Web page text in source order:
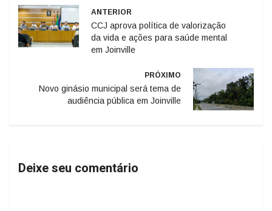
ANTERIOR
CCJ aprova política de valorização
da vida e ações para saúde mental
em Joinville
PRÓXIMO
Novo ginásio municipal será tema de
audiência pública em Joinville
Deixe seu comentário